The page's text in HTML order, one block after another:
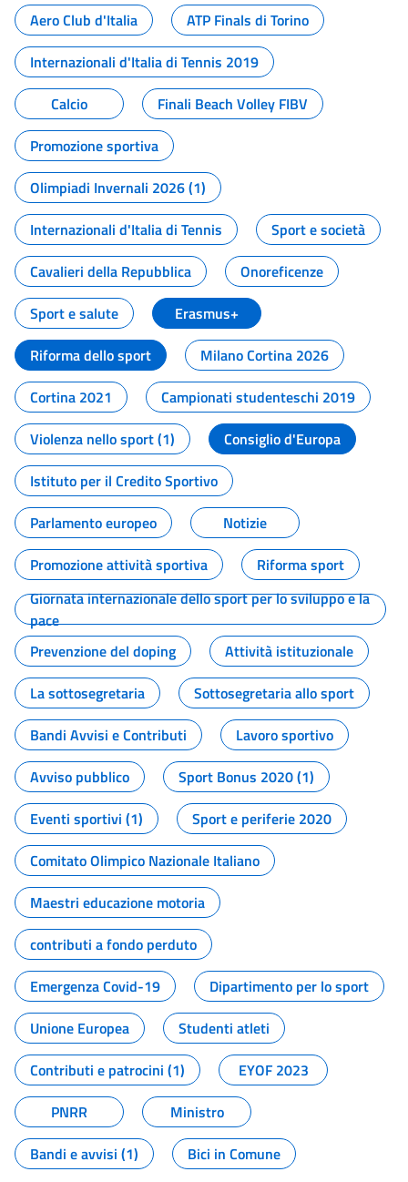
Aero Club d'Italia
ATP Finals di Torino
Internazionali d'Italia di Tennis 2019
Calcio
Finali Beach Volley FIBV
Promozione sportiva
Olimpiadi Invernali 2026 (1)
Internazionali d'Italia di Tennis
Sport e società
Cavalieri della Repubblica
Onoreficenze
Sport e salute
Erasmus+
Riforma dello sport
Milano Cortina 2026
Cortina 2021
Campionati studenteschi 2019
Violenza nello sport (1)
Consiglio d'Europa
Istituto per il Credito Sportivo
Parlamento europeo
Notizie
Promozione attività sportiva
Riforma sport
Giornata internazionale dello sport per lo sviluppo e la
pace
Prevenzione del doping
Attività istituzionale
La sottosegretaria
Sottosegretaria allo sport
Bandi Avvisi e Contributi
Lavoro sportivo
Avviso pubblico
Sport Bonus 2020 (1)
Eventi sportivi (1)
Sport e periferie 2020
Comitato Olimpico Nazionale Italiano
Maestri educazione motoria
contributi a fondo perduto
Emergenza Covid-19
Dipartimento per lo sport
Unione Europea
Studenti atleti
Contributi e patrocini (1)
EYOF 2023
PNRR
Ministro
Bandi e avvisi (1)
Bici in Comune